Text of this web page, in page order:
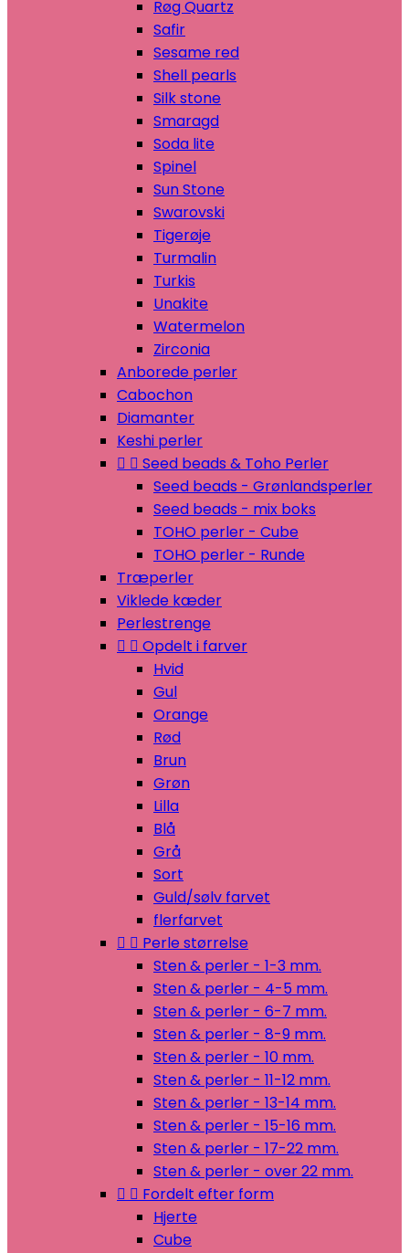
Røg Quartz
Safir
Sesame red
Shell pearls
Silk stone
Smaragd
Soda lite
Spinel
Sun Stone
Swarovski
Tigerøje
Turmalin
Turkis
Unakite
Watermelon
Zirconia
Anborede perler
Cabochon
Diamanter
Keshi perler
  Seed beads & Toho Perler
Seed beads - Grønlandsperler
Seed beads - mix boks
TOHO perler - Cube
TOHO perler - Runde
Træperler
Viklede kæder
Perlestrenge
  Opdelt i farver
Hvid
Gul
Orange
Rød
Brun
Grøn
Lilla
Blå
Grå
Sort
Guld/sølv farvet
flerfarvet
  Perle størrelse
Sten & perler - 1-3 mm.
Sten & perler - 4-5 mm.
Sten & perler - 6-7 mm.
Sten & perler - 8-9 mm.
Sten & perler - 10 mm.
Sten & perler - 11-12 mm.
Sten & perler - 13-14 mm.
Sten & perler - 15-16 mm.
Sten & perler - 17-22 mm.
Sten & perler - over 22 mm.
  Fordelt efter form
Hjerte
Cube